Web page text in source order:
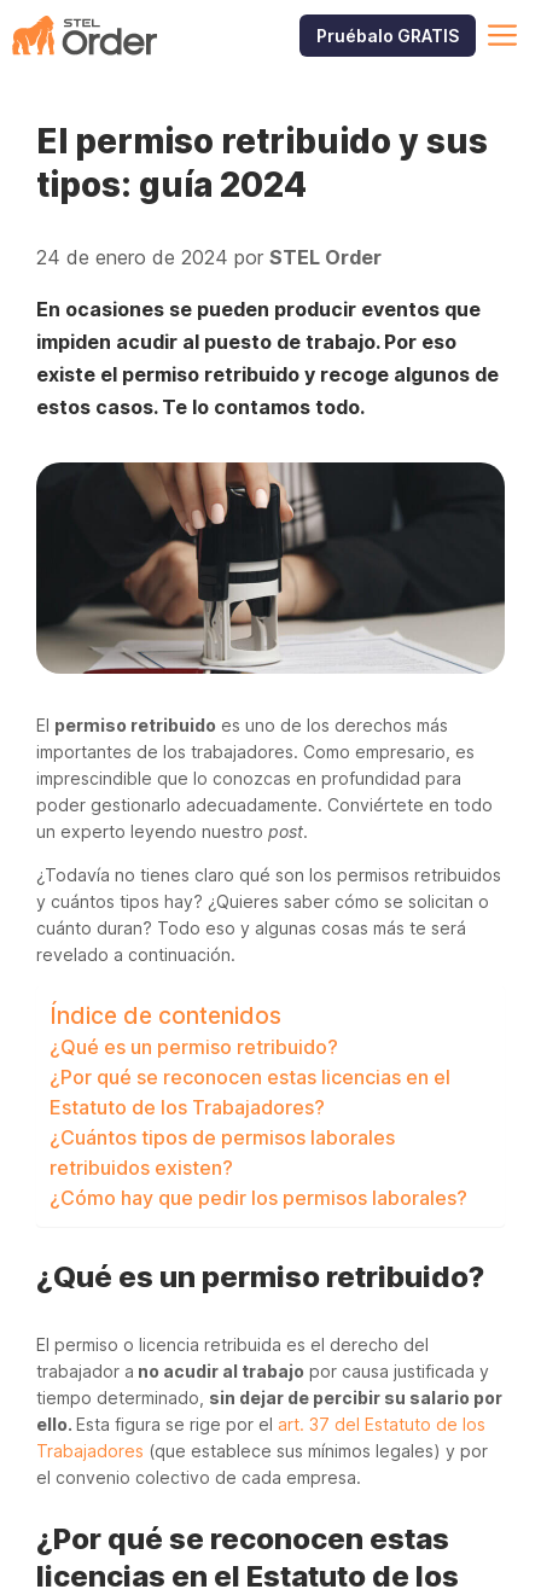
Saltar
al
Pruébalo GRATIS
El permiso retribuido y sus
tipos: guía 2024
24 de enero de 2024 por STEL Order
En ocasiones se pueden producir eventos que
impiden acudir al puesto de trabajo. Por eso
existe el permiso retribuido y recoge algunos de
estos casos. Te lo contamos todo.
El permiso retribuido es uno de los derechos más
importantes de los trabajadores. Como empresario, es
imprescindible que lo conozcas en profundidad para
poder gestionarlo adecuadamente. Conviértete en todo
un experto leyendo nuestro post.
¿Todavía no tienes claro qué son los permisos retribuidos
y cuántos tipos hay? ¿Quieres saber cómo se solicitan o
cuánto duran? Todo eso y algunas cosas más te será
revelado a continuación.
Índice de contenidos
¿Qué es un permiso retribuido?
¿Por qué se reconocen estas licencias en el
Estatuto de los Trabajadores?
¿Cuántos tipos de permisos laborales
retribuidos existen?
¿Cómo hay que pedir los permisos laborales?
¿Qué es un permiso retribuido?
El permiso o licencia retribuida es el derecho del
trabajador a no acudir al trabajo por causa justificada y
tiempo determinado, sin dejar de percibir su salario por
ello. Esta figura se rige por el art. 37 del Estatuto de los
Trabajadores (que establece sus mínimos legales) y por
el convenio colectivo de cada empresa.
¿Por qué se reconocen estas
licencias en el Estatuto de los